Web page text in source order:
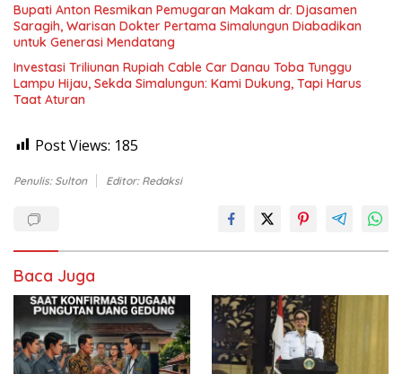
Bupati Anton Resmikan Pemugaran Makam dr. Djasamen
Saragih, Warisan Dokter Pertama Simalungun Diabadikan
untuk Generasi Mendatang
Investasi Triliunan Rupiah Cable Car Danau Toba Tunggu
Lampu Hijau, Sekda Simalungun: Kami Dukung, Tapi Harus
Taat Aturan
Post Views: 185
Penulis: Sulton Editor: Redaksi
Baca Juga